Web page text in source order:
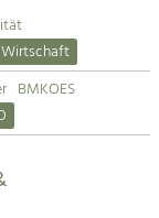
Wirtschaft
BMKOES